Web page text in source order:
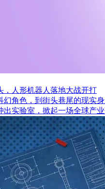
，人形机器人落地大战开打
幻角色，到街头巷尾的现实
出实验室，掀起一场全球产业